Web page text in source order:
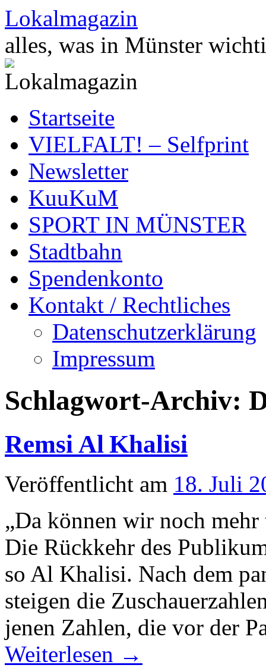
Zum
Inhalt
springen
Lokalmagazin
alles, was in Münster
Startseite
VIELFALT! – Selfprint
Newsletter
KuuKuM
SPORT IN MÜNSTER
Stadtbahn
Spendenkonto
Kontakt / Rechtliches
Datenschutzerklärung
Impressum
Schlagwort-Archiv:
Remsi Al Khalisi
Veröffentlicht am 18. Juli
„Da können wir noch
Die Rückkehr des
so Al Khalisi. Nach dem
steigen die
jenen Zahlen, die vor der
Weiterlesen →